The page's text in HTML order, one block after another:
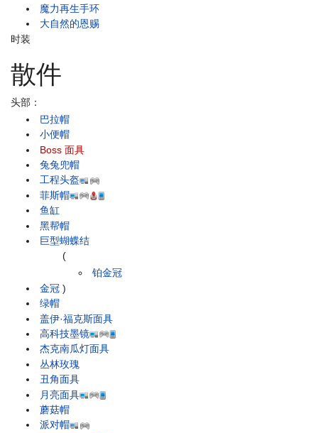
魔力再生手环
大自然的恩赐
时装
散件
头部：
巴拉帽
小便帽
Boss 面具
兔兔兜帽
工程头盔
菲斯帽
鱼缸
黑帮帽
巨型蝴蝶结
金冠
(
铂金冠
)
绿帽
盖伊·福克斯面具
高科技墨镜
杰克南瓜灯面具
丛林玫瑰
丑角面具
月亮面具
蘑菇帽
派对帽